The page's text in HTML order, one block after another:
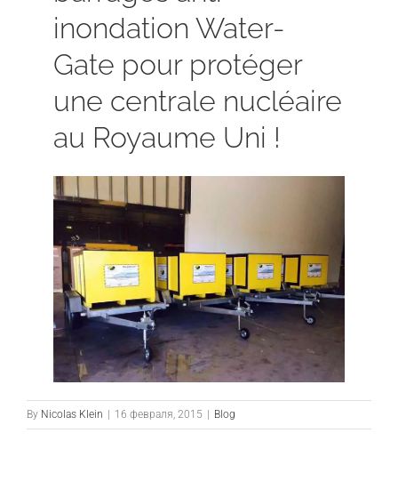
inondation Water-
Gate pour protéger
une centrale nucléaire
au Royaume Uni !
By Nicolas Klein 16 февраля, 2015 Blog